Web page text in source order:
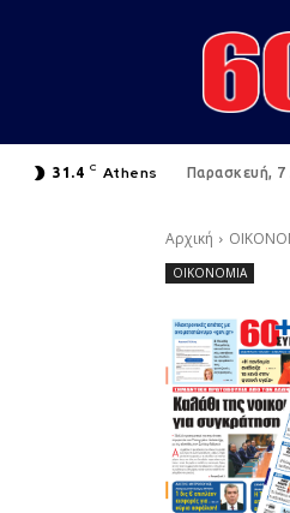
31.4 C Athens Παρασκευή,
Αρχική
ΟΙΚΟΝΟΜΙΑ